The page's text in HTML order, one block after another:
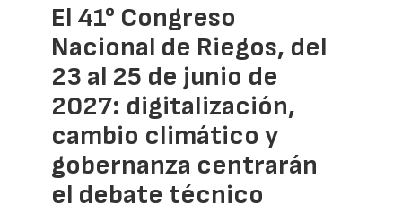
El 41° Congreso
Nacional de Riegos, del
23 al 25 de junio de
2027: digitalización,
cambio climático y
gobernanza centrarán
el debate técnico